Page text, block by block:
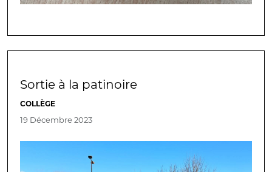
Sortie à la patinoire
COLLÈGE
19 Décembre 2023